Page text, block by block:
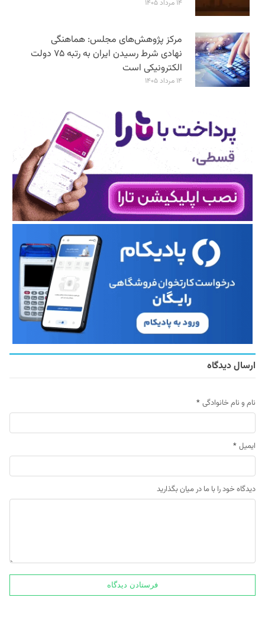
۱۴ مرداد ۱۴۰۵
مرکز پژوهش‌های مجلس: هماهنگی
نهادی شرط رسیدن ایران به رتبه ۷۵ دولت
الکترونیکی است
۱۴ مرداد ۱۴۰۵
ارسال دیدگاه
نام و نام خانوادگی *
ایمیل *
دیدگاه خود را با ما در میان بگذارید